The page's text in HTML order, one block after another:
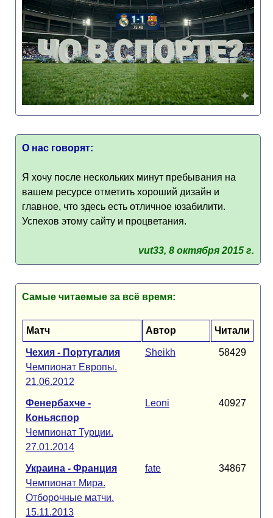
О нас говорят:
Я хочу после нескольких минут пребывания на
вашем ресурсе отметить хороший дизайн и
главное, что здесь есть отличное юзабилити.
Успехов этому сайту и процветания.
vut33, 8 октября 2015 г.
Самые читаемые за всё время:
Матч Автор Читали
Чехия - Португалия
Чемпионат Европы.
21.06.2012
Sheikh 58429
Фенербахче -
Коньяспор
Чемпионат Турции.
27.01.2014
Leoni 40927
Украина - Франция
Чемпионат Мира.
Отборочные матчи.
15.11.2013
fate 34867